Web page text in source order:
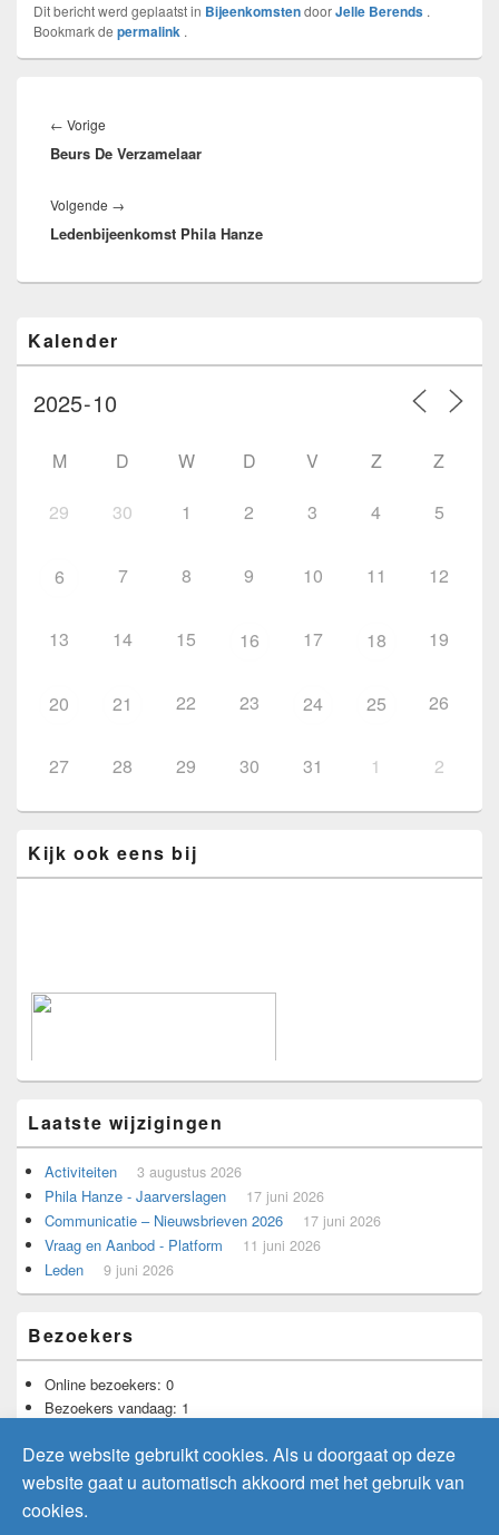
Dit bericht werd geplaatst in BijeenkomstendoorJelle Berends .
Bookmark de permalink .
navigatie
← Vorige
bericht:
Beurs De Verzamelaar
Volgende →
bericht:
Ledenbijeenkomst Phila Hanze
zijbalk
widget
Kalender
M D W D V Z Z
29 30 1 2 3 4 5
6 7 8 9 10 11 12
13 14 15 16 17 18 19
20 21 22 23 24 25 26
27 28 29 30 31 1 2
Kijk ook eens bij
Voorbeeld voor adverteerders.
Laatste wijzigingen
Activiteiten 3 augustus 2026
Phila Hanze - Jaarverslagen 17 juni 2026
Communicatie – Nieuwsbrieven 2026 17 juni 2026
Vraag en Aanbod - Platform 11 juni 2026
Leden 9 juni 2026
Bezoekers
Online bezoekers: 0
Bezoekers vandaag: 1
Totaal aantal bezoekers:11.735
Deze website gebruikt cookies. Als u doorgaat op deze
website gaat u automatisch akkoord met het gebruik van
cookies.